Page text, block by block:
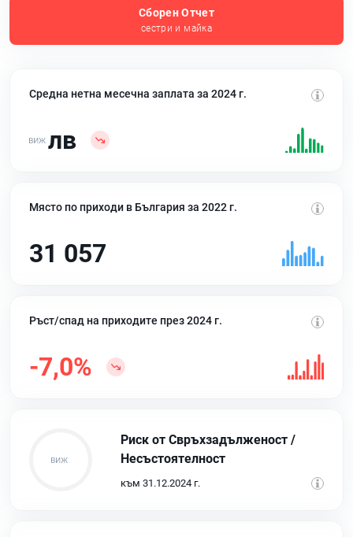
Сборен Отчет
сестри и майка
Средна нетна месечна заплата за 2024 г.
лв
Място по приходи в България за 2022 г.
31 057
Ръст/спад на приходите през 2024 г.
-7,0%
Риск от Свръхзадълженост /
Несъстоятелност
към 31.12.2024 г.